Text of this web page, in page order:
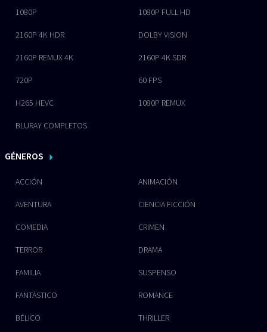
1080P 1080P FULL HD
2160P 4K HDR DOLBY VISION
2160P REMUX 4K 2160P 4K SDR
720P 60 FPS
H265 HEVC 1080P REMUX
BLURAY COMPLETOS
GÉNEROS
ACCIÓN ANIMACIÓN
AVENTURA CIENCIA FICCIÓN
COMEDIA CRIMEN
TERROR DRAMA
FAMILIA SUSPENSO
FANTÁSTICO ROMANCE
BÉLICO THRILLER